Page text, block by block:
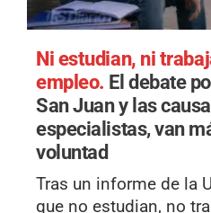
Ni estudian, ni
empleo. El debate
San Juan y las
especialistas, van
voluntad
Tras un informe de la
que no estudian, no